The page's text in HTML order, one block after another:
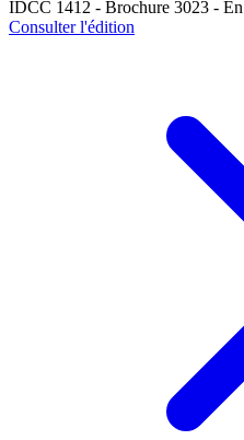
IDCC 1412 - Brochure 3023 -
Consulter l'édition